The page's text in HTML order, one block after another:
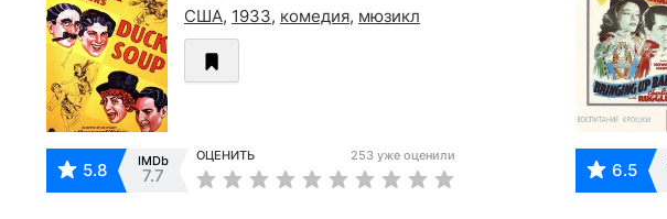
США, 1933, комедия, мюзикл
5.8 IMDb
7.7
ОЦЕНИТЬ 253 уже оценили
6.5